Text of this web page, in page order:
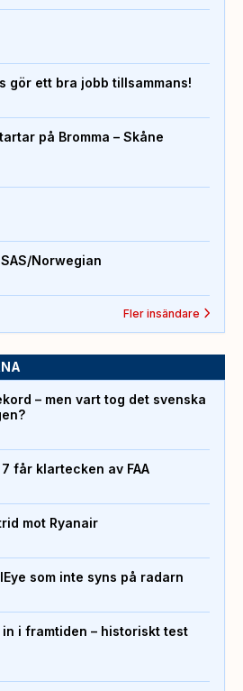
gör ett bra jobb tillsammans!
på Bromma – Skåne
Norwegian
Fler insändare
– men vart tog det svenska
får klartecken av FAA
mot Ryanair
som inte syns på radarn
i framtiden – historiskt test